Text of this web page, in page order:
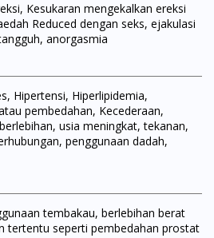
Kesukaran mengekalkan ereksi
Reduced dengan seks, ejakulasi
anorgasmia
Hipertensi, Hiperlipidemia,
pembedahan, Kecederaan,
usia meningkat, tekanan,
penggunaan dadah,
tembakau, berlebihan berat
tertentu seperti pembedahan prostat